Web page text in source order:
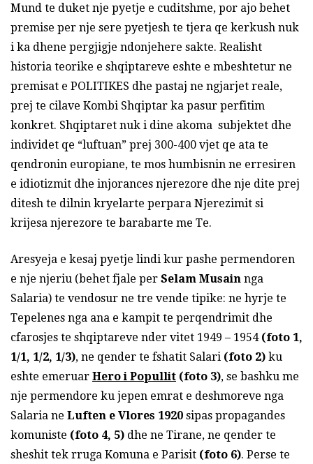
Mund te duket nje pyetje e cuditshme, por ajo behet
premise per nje sere pyetjesh te tjera qe kerkush nuk
i ka dhene pergjigje ndonjehere sakte. Realisht
historia teorike e shqiptareve eshte e mbeshtetur ne
premisat e POLITIKES dhe pastaj ne ngjarjet reale,
prej te cilave Kombi Shqiptar ka pasur perfitim
konkret. Shqiptaret nuk i dine akoma subjektet dhe
individet qe “luftuan” prej 300-400 vjet qe ata te
qendronin europiane, te mos humbisnin ne erresiren
e idiotizmit dhe injorances njerezore dhe nje dite prej
ditesh te dilnin kryelarte perpara Njerezimit si
krijesa njerezore te barabarte me Te.
Aresyeja e kesaj pyetje lindi kur pashe permendoren
e nje njeriu (behet fjale per Selam Musain nga
Salaria) te vendosur ne tre vende tipike: ne hyrje te
Tepelenes nga ana e kampit te perqendrimit dhe
cfarosjes te shqiptareve nder vitet 1949 – 1954 (foto 1,
1/1, 1/2, 1/3), ne qender te fshatit Salari (foto 2) ku
eshte emeruar Hero i Popullit (foto 3), se bashku me
nje permendore ku jepen emrat e deshmoreve nga
Salaria ne Luften e Vlores 1920 sipas propagandes
komuniste (foto 4, 5) dhe ne Tirane, ne qender te
sheshit tek rruga Komuna e Parisit (foto 6). Perse te